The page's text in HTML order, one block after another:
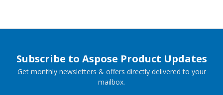
Subscribe to Aspose Product Updates
Get monthly newsletters & offers directly delivered to your
mailbox.